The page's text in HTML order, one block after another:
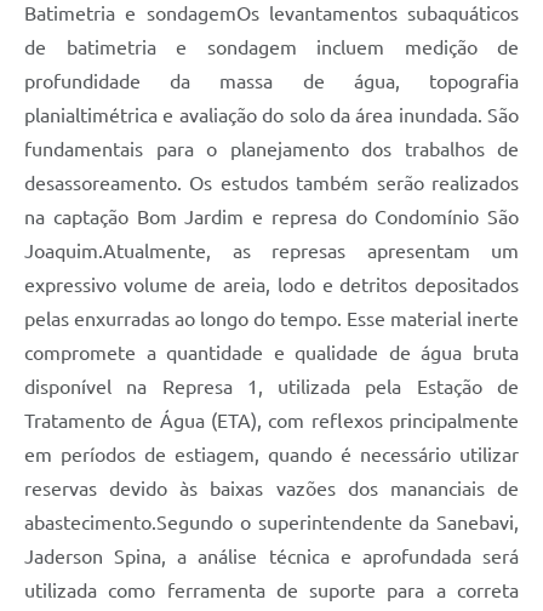
Batimetria e sondagemOs levantamentos subaquáticos
de batimetria e sondagem incluem medição de
profundidade da massa de água, topografia
planialtimétrica e avaliação do solo da área inundada. São
fundamentais para o planejamento dos trabalhos de
desassoreamento. Os estudos também serão realizados
na captação Bom Jardim e represa do Condomínio São
Joaquim.Atualmente, as represas apresentam um
expressivo volume de areia, lodo e detritos depositados
pelas enxurradas ao longo do tempo. Esse material inerte
compromete a quantidade e qualidade de água bruta
disponível na Represa 1, utilizada pela Estação de
Tratamento de Água (ETA), com reflexos principalmente
em períodos de estiagem, quando é necessário utilizar
reservas devido às baixas vazões dos mananciais de
abastecimento.Segundo o superintendente da Sanebavi,
Jaderson Spina, a análise técnica e aprofundada será
utilizada como ferramenta de suporte para a correta